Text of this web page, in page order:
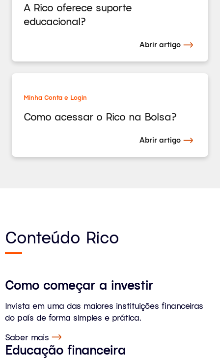
A Rico oferece suporte
educacional?
Abrir artigo
Minha Conta e Login
Como acessar o Rico na Bolsa?
Abrir artigo
Conteúdo Rico
Como começar a investir
Invista em uma das maiores instituições financeiras
do país de forma simples e prática.
Saber mais
Educação financeira